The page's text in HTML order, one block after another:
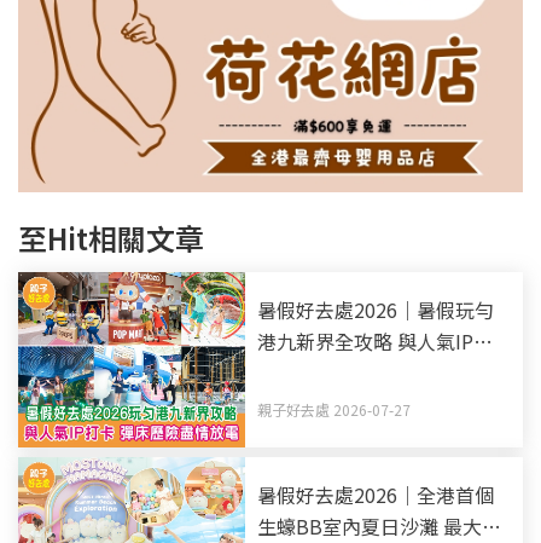
至Hit相關文章
暑假好去處2026｜暑假玩勻
港九新界全攻略 與人氣IP打
更新）
親子好去處 2026-07-27
暑假好去處2026｜全港首個
生蠔BB室內夏日沙灘 最大室